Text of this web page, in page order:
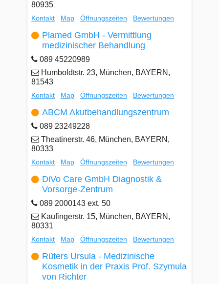
80935
Kontakt Map Öffnungszeiten Bewertungen
Plamed GmbH - Vermittlung
medizinischer Behandlung
089 45220989
Humboldtstr. 23, München, BAYERN,
81543
Kontakt Map Öffnungszeiten Bewertungen
ABCM Akutbehandlungszentrum
089 23249228
Theatinerstr. 46, München, BAYERN,
80333
Kontakt Map Öffnungszeiten Bewertungen
DiVo Care GmbH Diagnostik &
Vorsorge-Zentrum
089 2000143 ext. 50
Kaufingerstr. 15, München, BAYERN,
80331
Kontakt Map Öffnungszeiten Bewertungen
Rüters Ursula - Medizinische
Kosmetik in der Praxis Prof. Szymula
von Richter